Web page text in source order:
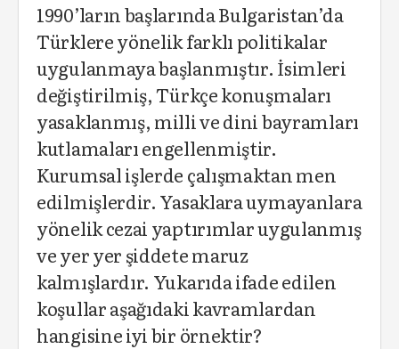
1990’ların başlarında Bulgaristan’da
Türklere yönelik farklı politikalar
uygulanmaya başlanmıştır. İsimleri
değiştirilmiş, Türkçe konuşmaları
yasaklanmış, milli ve dini bayramları
kutlamaları engellenmiştir.
Kurumsal işlerde çalışmaktan men
edilmişlerdir. Yasaklara uymayanlara
yönelik cezai yaptırımlar uygulanmış
ve yer yer şiddete maruz
kalmışlardır. Yukarıda ifade edilen
koşullar aşağıdaki kavramlardan
hangisine iyi bir örnektir?